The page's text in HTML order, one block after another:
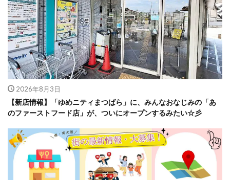
2026年8月3日
【新店情報】「ゆめニティまつばら」に、みんなおなじみの「あ
のファーストフード店」が、ついにオープンするみたい☆彡